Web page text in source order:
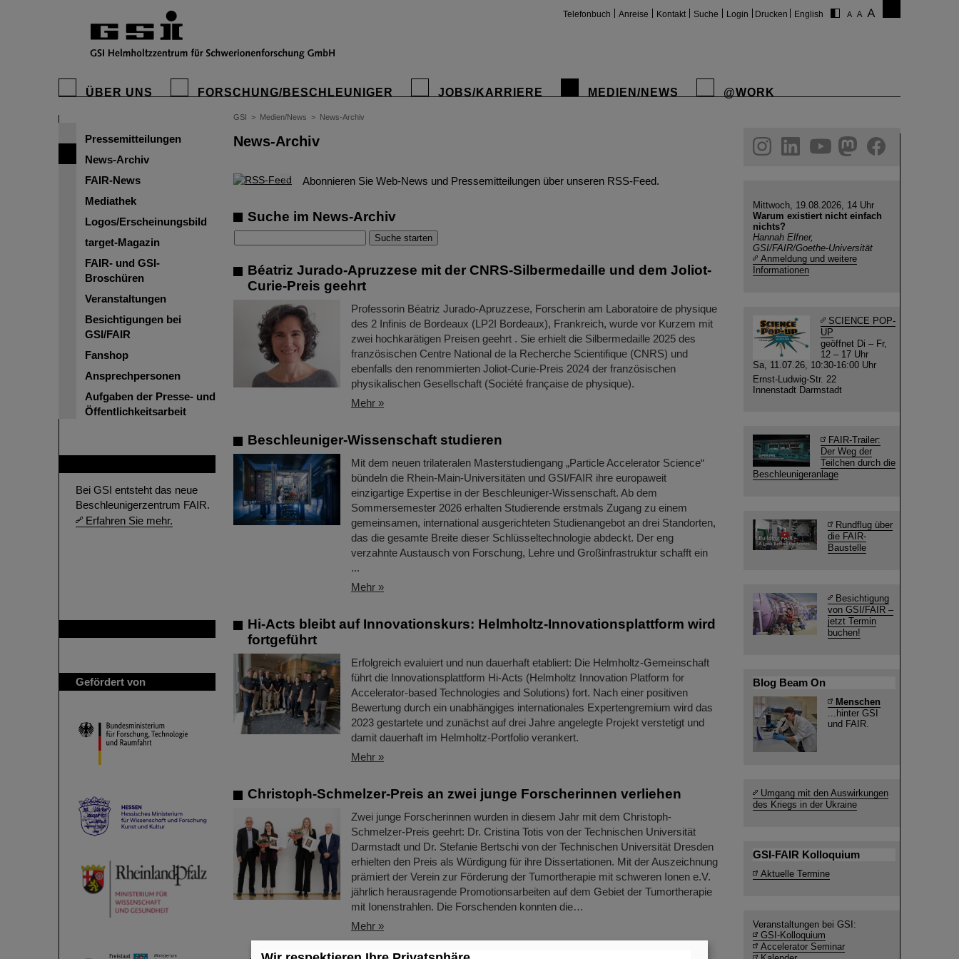
Telefonbuch Anreise Kontakt Suche Login Drucken English
ÜBER UNS FORSCHUNG/BESCHLEUNIGER JOBS/KARRIERE MEDIEN/NEWS @WORK
Pressemitteilungen
News-Archiv
FAIR-News
Mediathek
Logos/Erscheinungsbild
target-Magazin
FAIR- und GSI-
Broschüren
Veranstaltungen
Besichtigungen bei
GSI/FAIR
Fanshop
Ansprechpersonen
Aufgaben der Presse- und
Öffentlichkeitsarbeit
Bei GSI entsteht das neue
Beschleunigerzentrum FAIR.
Erfahren Sie mehr.
Gefördert von
GSI > Medien/News > News-Archiv
News-Archiv
© Abonnieren Sie Web-News und Pressemitteilungen über unseren RSS-Feed.
Suche im News-Archiv
Béatriz Jurado-Apruzzese mit der CNRS-Silbermedaille und dem Joliot-
Curie-Preis geehrt
Professorin Béatriz Jurado-Apruzzese, Forscherin am Laboratoire de physique
des 2 Infinis de Bordeaux (LP2I Bordeaux), Frankreich, wurde vor Kurzem mit
zwei hochkarätigen Preisen geehrt . Sie erhielt die Silbermedaille 2025 des
französischen Centre National de la Recherche Scientifique (CNRS) und
ebenfalls den renommierten Joliot-Curie-Preis 2024 der französischen
physikalischen Gesellschaft (Société française de physique).
Mehr »
Beschleuniger-Wissenschaft studieren
Mit dem neuen trilateralen Masterstudiengang „Particle Accelerator Science“
bündeln die Rhein-Main-Universitäten und GSI/FAIR ihre europaweit
einzigartige Expertise in der Beschleuniger-Wissenschaft. Ab dem
Sommersemester 2026 erhalten Studierende erstmals Zugang zu einem
gemeinsamen, international ausgerichteten Studienangebot an drei Standorten,
das die gesamte Breite dieser Schlüsseltechnologie abdeckt. Der eng
verzahnte Austausch von Forschung, Lehre und Großinfrastruktur schafft ein
...
Mehr »
Hi-Acts bleibt auf Innovationskurs: Helmholtz-Innovationsplattform wird
fortgeführt
Erfolgreich evaluiert und nun dauerhaft etabliert: Die Helmholtz-Gemeinschaft
führt die Innovationsplattform Hi-Acts (Helmholtz Innovation Platform for
Accelerator-based Technologies and Solutions) fort. Nach einer positiven
Bewertung durch ein unabhängiges internationales Expertengremium wird das
2023 gestartete und zunächst auf drei Jahre angelegte Projekt verstetigt und
damit dauerhaft im Helmholtz-Portfolio verankert.
Mehr »
Christoph-Schmelzer-Preis an zwei junge Forscherinnen verliehen
Zwei junge Forscherinnen wurden in diesem Jahr mit dem Christoph-
Schmelzer-Preis geehrt: Dr. Cristina Totis von der Technischen Universität
Darmstadt und Dr. Stefanie Bertschi von der Technischen Universität Dresden
erhielten den Preis als Würdigung für ihre Dissertationen. Mit der Auszeichnung
prämiert der Verein zur Förderung der Tumortherapie mit schweren Ionen e.V.
jährlich herausragende Promotionsarbeiten auf dem Gebiet der Tumortherapie
mit Ionenstrahlen. Die Forschenden konnten die…
Mehr »
helmholtz.social
facebook
Mittwoch, 19.08.2026, 14 Uhr
Warum existiert nicht einfach
nichts?
Hannah Elfner,
GSI/FAIR/Goethe-Universität
Anmeldung und weitere
Informationen
SCIENCE POP-
UP
geöffnet Di – Fr,
12 – 17 Uhr
Sa, 11.07.26, 10:30-16:00 Uhr
Ernst-Ludwig-Str. 22
Innenstadt Darmstadt
FAIR-Trailer:
Der Weg der
Teilchen durch die
Beschleunigeranlage
Rundflug über
die FAIR-
Baustelle
Besichtigung
von GSI/FAIR –
jetzt Termin
buchen!
Blog Beam On
Menschen
...hinter GSI
und FAIR.
Umgang mit den Auswirkungen
des Kriegs in der Ukraine
GSI-FAIR Kolloquium
Aktuelle Termine
Veranstaltungen bei GSI:
GSI-Kolloquium
Accelerator Seminar